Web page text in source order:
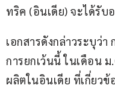
ทริค (อินเดีย) จะได้รับ
เอกสารดังกล่าวระบุว่
การยกเว้นนี้ ในเดือน
ผลิตในอินเดีย ที่เกี่ยว